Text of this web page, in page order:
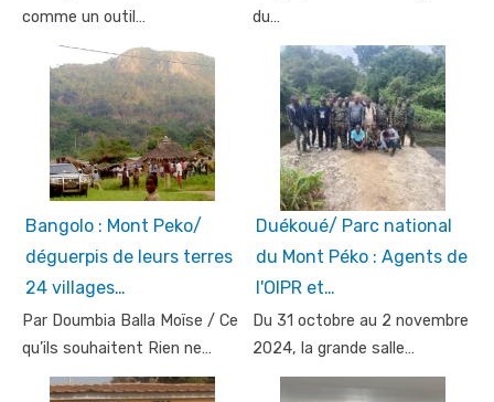
comme un outil…
du…
Bangolo : Mont Peko/
déguerpis de leurs terres
24 villages…
Par Doumbia Balla Moïse / Ce
qu’ils souhaitent Rien ne…
Duékoué/ Parc national
du Mont Péko : Agents de
l'OIPR et…
Du 31 octobre au 2 novembre
2024, la grande salle…